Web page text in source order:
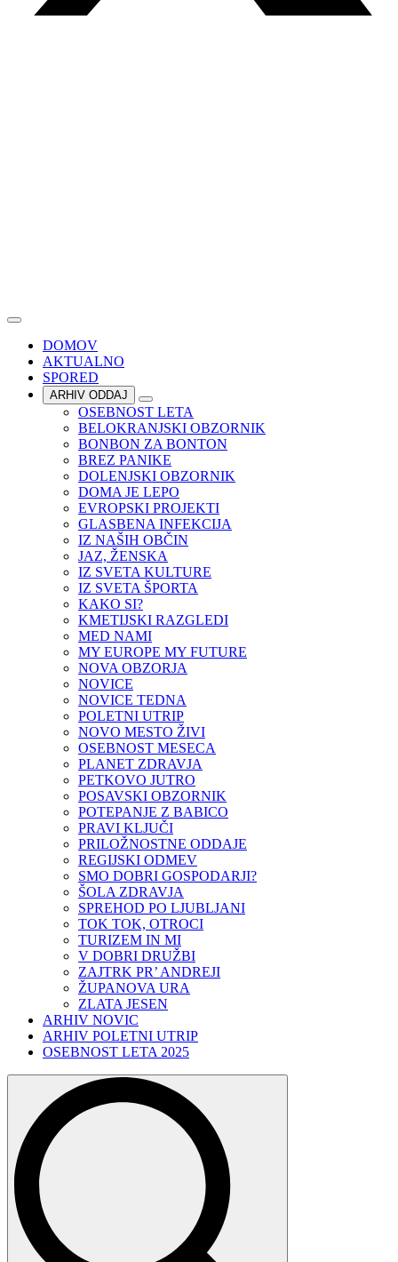
DOMOV
AKTUALNO
SPORED
ARHIV ODDAJ
OSEBNOST LETA
BELOKRANJSKI OBZORNIK
BONBON ZA BONTON
BREZ PANIKE
DOLENJSKI OBZORNIK
DOMA JE LEPO
EVROPSKI PROJEKTI
GLASBENA INFEKCIJA
IZ NAŠIH OBČIN
JAZ, ŽENSKA
IZ SVETA KULTURE
IZ SVETA ŠPORTA
KAKO SI?
KMETIJSKI RAZGLEDI
MED NAMI
MY EUROPE MY FUTURE
NOVA OBZORJA
NOVICE
NOVICE TEDNA
POLETNI UTRIP
NOVO MESTO ŽIVI
OSEBNOST MESECA
PLANET ZDRAVJA
PETKOVO JUTRO
POSAVSKI OBZORNIK
POTEPANJE Z BABICO
PRAVI KLJUČI
PRILOŽNOSTNE ODDAJE
REGIJSKI ODMEV
SMO DOBRI GOSPODARJI?
ŠOLA ZDRAVJA
SPREHOD PO LJUBLJANI
TOK TOK, OTROCI
TURIZEM IN MI
V DOBRI DRUŽBI
ZAJTRK PR’ ANDREJI
ŽUPANOVA URA
ZLATA JESEN
ARHIV NOVIC
ARHIV POLETNI UTRIP
OSEBNOST LETA 2025